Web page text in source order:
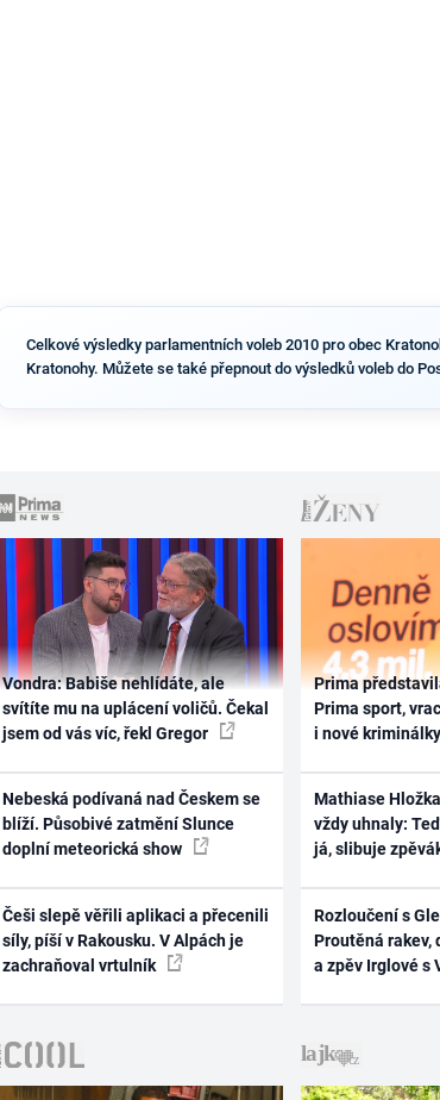
Celkové výsledky parlamentních voleb 2010 pro obec
Kratonohy. Můžete se také přepnout do výsledků voleb do
Vondra: Babiše nehlídáte, ale
svítíte mu na uplácení voličů. Čekal
jsem od vás víc, řekl Gregor
Nebeská podívaná nad Českem se
blíží. Působivé zatmění Slunce
doplní meteorická show
Češi slepě věřili aplikaci a přecenili
síly, píší v Rakousku. V Alpách je
zachraňoval vrtulník
Prima
Prima sport,
i nové kriminálky
Mathiase
vždy uhnaly:
já, slibuje
Rozloučení s
Proutěná rakev,
a zpěv Irglové s